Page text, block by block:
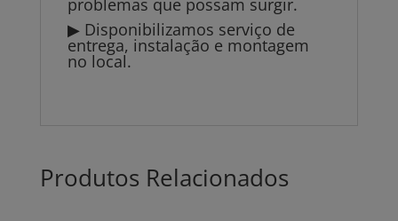
problemas que possam surgir.
▶ Disponibilizamos serviço de
entrega, instalação e montagem
no local.
Produtos Relacionados